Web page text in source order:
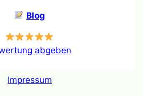
Blog
abgeben
Impressum